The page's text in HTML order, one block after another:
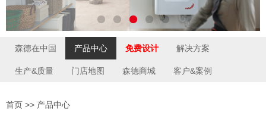
森德在中国 产品中心 免费设计 解决方案
生产&质量 门店地图 森德商城 客户&案例
首页 >> 产品中心